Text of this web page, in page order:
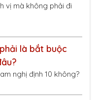
vị mà không phải đi
là bắt buộc
nghị định 10 không?